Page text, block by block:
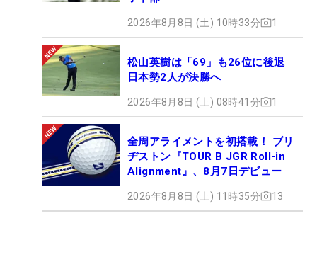
2026年8月8日 (土) 10時33分 1
松山英樹は「69」も26位に後退
日本勢2人が決勝へ
2026年8月8日 (土) 08時41分 1
全周アライメントを初搭載！ ブリ
ヂストン『TOUR B JGR Roll-in
Alignment』、8月7日デビュー
2026年8月8日 (土) 11時35分 13